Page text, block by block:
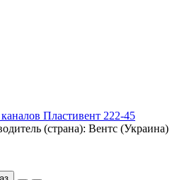
Пластивент 222-45
(страна): Вентс (Украина)